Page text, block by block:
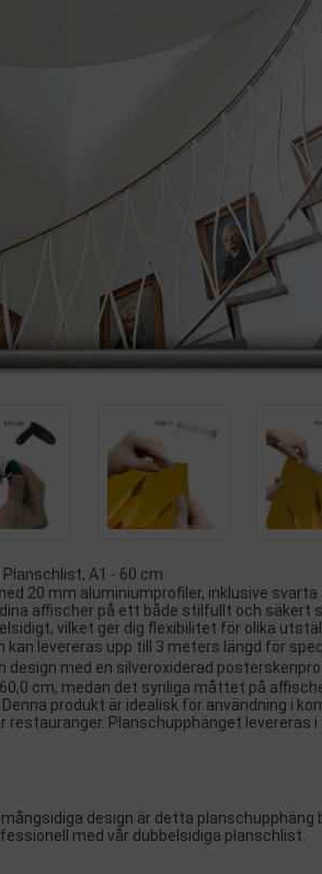
A1 - 60 cm
20 mm aluminiumprofiler, inklusive
affischer på ett både stilfullt och säkert
vilket ger dig flexibilitet för olika
kan levereras upp till 3 meters längd för
med en silveroxiderad
cm, medan det synliga måttet på
produkt är idealisk för användning i
restauranger. Planschupphänget levereras
design är detta
med vår dubbelsidiga planschlist.